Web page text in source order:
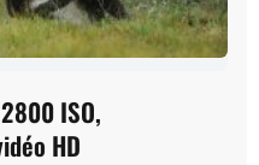
ISO,
HD